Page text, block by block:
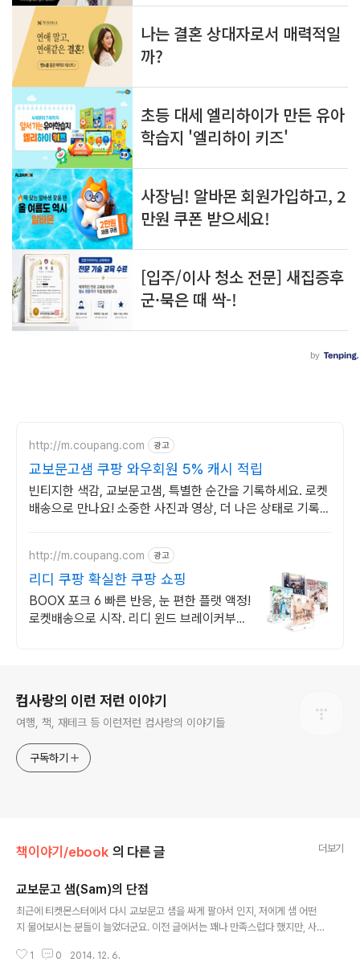
http://m.coupang.com 광고
교보문고샘 쿠팡 와우회원 5% 캐시 적립
빈티지한 색감, 교보문고샘, 특별한 순간을 기록하세요. 로켓
배송으로 만나요! 소중한 사진과 영상, 더 나은 상태로 기록하
http://m.coupang.com 광고
리디 쿠팡 확실한 쿠팡 쇼핑
BOOX 포크 6 빠른 반응, 눈 편한 플랫 액정!
로켓배송으로 시작. 리디 윈드 브레이커부터
컴사랑의 이런 저런 이야기
여행, 책, 재테크 등 이런저런 컴사랑의 이야기들
구독하기
책이야기/ebook 의 다른 글 더보기
교보문고 샘(Sam)의 단점
최근에 티켓몬스터에서 다시 교보문고 샘을 싸게 팔아서 인지, 저에게 샘 어떤
지 물어보시는 분들이 늘었더군요. 이전 글에서는 꽤나 만족스럽다 했지만, 사
늘이 12월 6일이니, 한 달이 안되는 동안 6권의 전자책을 읽었고, 현재 4개의
1 0 2014. 12. 6.